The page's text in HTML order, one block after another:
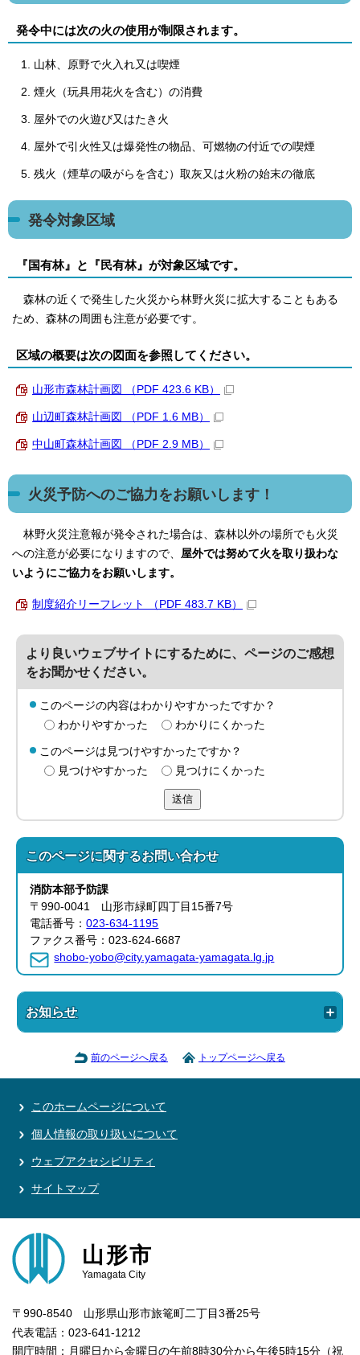
発令中には次の火の使用が制限されます。
山林、原野で火入れ又は喫煙
煙火（玩具用花火を含む）の消費
屋外での火遊び又はたき火
屋外で引火性又は爆発性の物品、可燃物の付近での喫煙
残火（煙草の吸がらを含む）取灰又は火粉の始末の徹底
発令対象区域
『国有林』と『民有林』が対象区域です。
森林の近くで発生した火災から林野火災に拡大することもある
ため、森林の周囲も注意が必要です。
区域の概要は次の図面を参照してください。
山形市森林計画図 （PDF 423.6 KB）
山辺町森林計画図 （PDF 1.6 MB）
中山町森林計画図 （PDF 2.9 MB）
火災予防へのご協力をお願いします！
林野火災注意報が発令された場合は、森林以外の場所でも火災
への注意が必要になりますので、 屋外では努めて火を取り扱わな
いようにご協力をお願いします。
制度紹介リーフレット （PDF 483.7 KB）
より良いウェブサイトにするために、ページのご感想
をお聞かせください。
このページの内容はわかりやすかったですか？
わかりやすかった
わかりにくかった
このページは見つけやすかったですか？
見つけやすかった
見つけにくかった
送信
このページに関するお問い合わせ
消防本部予防課
〒990-0041 山形市緑町四丁目15番7号
電話番号：023-634-1195
ファクス番号：023-624-6687
shobo-yobo@city.yamagata-yamagata.lg.jp
お知らせ
前のページへ戻る トップページへ戻る
このホームページについて
個人情報の取り扱いについて
ウェブアクセシビリティ
サイトマップ
山形市
Yamagata City
〒990-8540 山形県山形市旅篭町二丁目3番25号
代表電話：023-641-1212
開庁時間：月曜日から金曜日の午前8時30分から午後5時15分（祝